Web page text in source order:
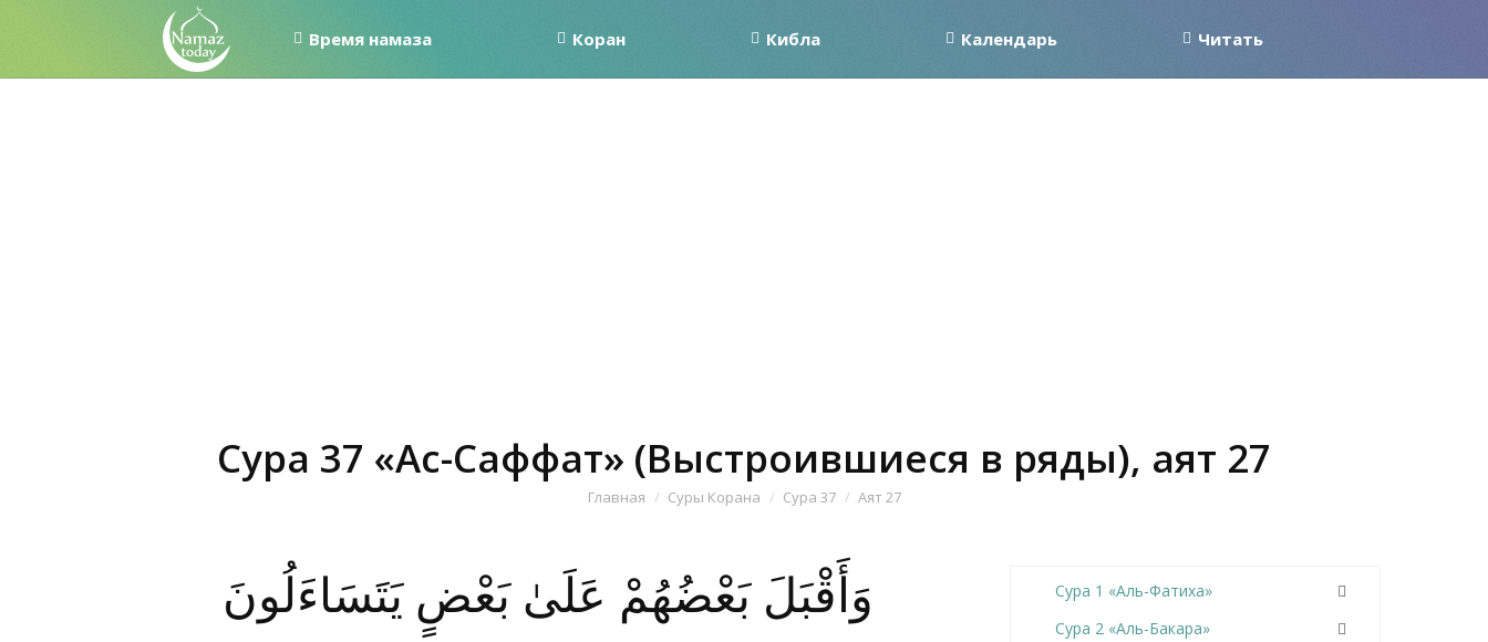
Время намаза Коран Кибла Календарь Читать
Сура 37 «Ас-Саффат» (Выстроившиеся в ряды), аят 27
Вы здесь:
Главная Суры Корана Сура 37 Аят 27
وَأَقْبَلَ بَعْضُهُمْ عَلَىٰ بَعْضٍ يَتَسَاءَلُونَ
Сура 1 «Аль-Фатиха»
Сура 2 «Аль-Бакара»